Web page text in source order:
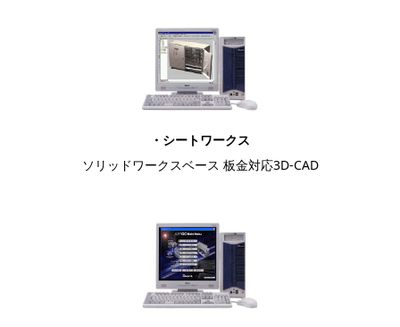
・シートワークス
ソリッドワークスベース 板金対応3D-CAD